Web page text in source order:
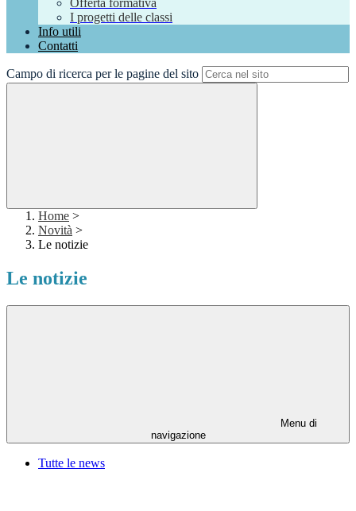
Offerta formativa
I progetti delle classi
Info utili
Contatti
Campo di ricerca per le pagine del sito
Home >
Novità >
Le notizie
Le notizie
Menu di
navigazione
Tutte le news